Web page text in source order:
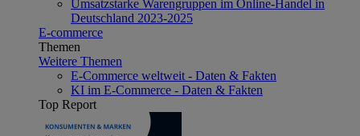
Umsatzstarke Warengruppen im Online-Handel in
Deutschland 2023-2025
E-commerce
Themen
Weitere Themen
E-Commerce weltweit - Daten & Fakten
KI im E-Commerce - Daten & Fakten
Top Report